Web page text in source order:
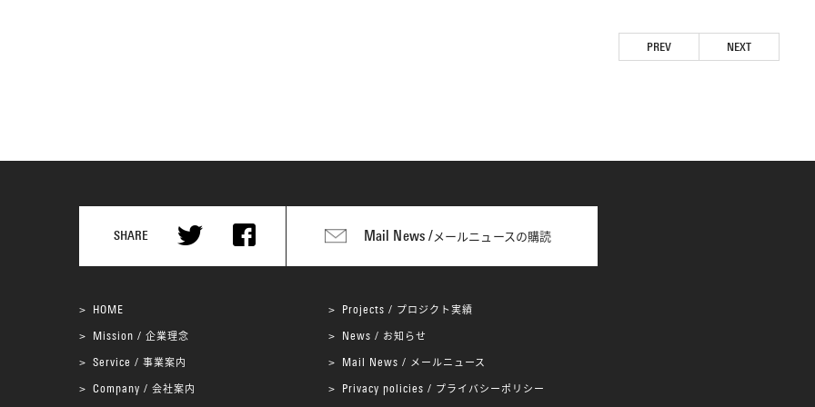
PREV NEXT
SHARE Mail News /メールニュースの購読
HOME
Mission / 企業理念
Service / 事業案内
Company / 会社案内
Projects / プロジクト実績
News / お知らせ
Mail News / メールニュース
Privacy policies / プライバシーポリシー